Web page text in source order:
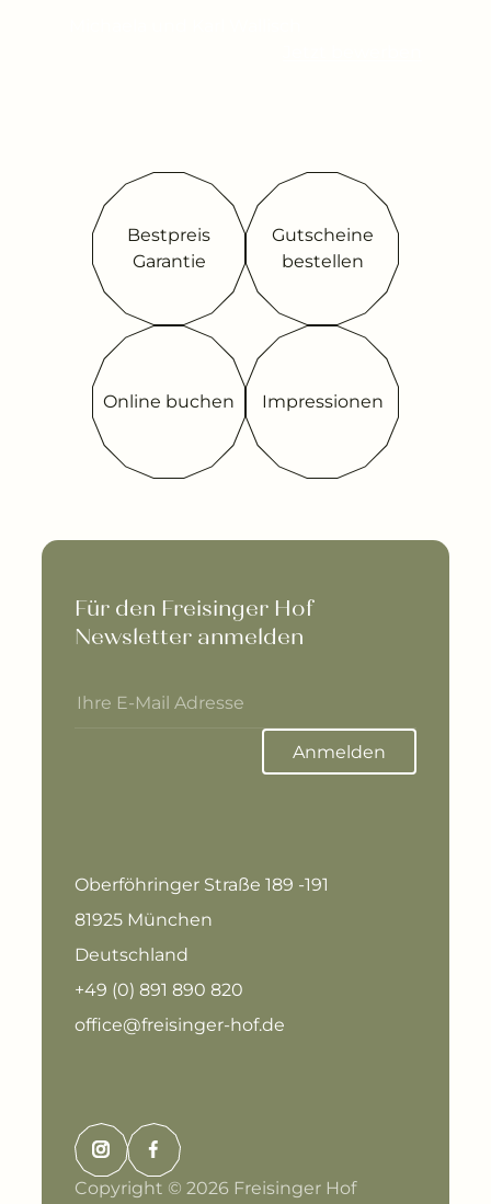
Bestpreis
Garantie
Gutscheine
bestellen
Online buchen Impressionen
Für den Freisinger Hof
Newsletter anmelden
Anmelden
Oberföhringer Straße 189 -191
81925 München
Deutschland
+49 (0) 891 890 820
office@freisinger-hof.de
Copyright © 2026 Freisinger Hof